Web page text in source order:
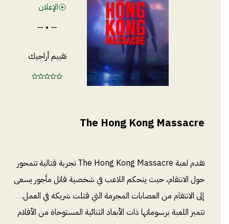
الإعلان
— • —
تقييم أراجيك
The Hong Kong Massacre
تقدم لعبة The Hong Kong Massacre تجربة قتالية تتمحور
حول الانتقام، حيث يتحكم اللاعب في شخصية قاتل مأجور يسعى
إلى الانتقام من العصابات المجرمة التي قتلت شريكه في العمل.
تتميز اللعبة برسوماتها ذات الأبعاد الثنائية المستوحاة من الأفلام